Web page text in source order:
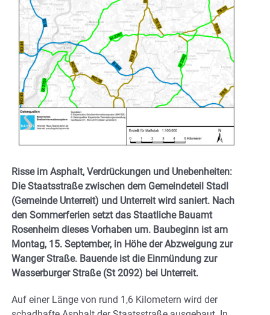
Risse im Asphalt, Verdrückungen und Unebenheiten:
Die Staatsstraße zwischen dem Gemeindeteil Stadl
(Gemeinde Unterreit) und Unterreit wird saniert. Nach
den Sommerferien setzt das Staatliche Bauamt
Rosenheim dieses Vorhaben um. Baubeginn ist am
Montag, 15. September, in Höhe der Abzweigung zur
Wanger Straße. Bauende ist die Einmündung zur
Wasserburger Straße (St 2092) bei Unterreit.
Auf einer Länge von rund 1,6 Kilometern wird der